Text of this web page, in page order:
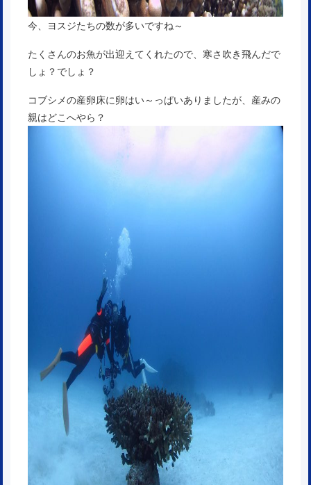
今、ヨスジたちの数が多いですね～
たくさんのお魚が出迎えてくれたので、寒さ吹き飛んだで
しょ？でしょ？
コブシメの産卵床に卵はい～っぱいありましたが、産みの
親はどこへやら？